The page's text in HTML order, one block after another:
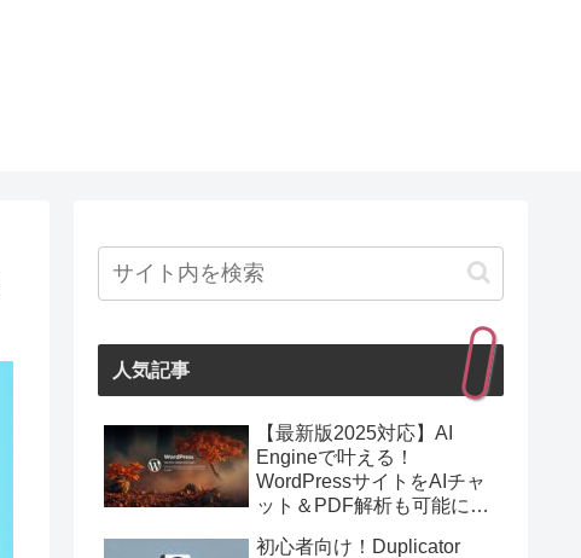
人気記事
【最新版2025対応】AI
Engineで叶える！
WordPressサイトをAIチャ
ット＆PDF解析も可能にす
初心者向け！Duplicator